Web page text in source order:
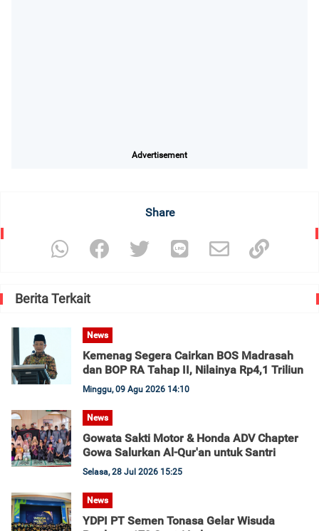
Advertisement
Share
Berita Terkait
News
Kemenag Segera Cairkan BOS Madrasah
dan BOP RA Tahap II, Nilainya Rp4,1 Triliun
Minggu, 09 Agu 2026 14:10
News
Gowata Sakti Motor & Honda ADV Chapter
Gowa Salurkan Al-Qur'an untuk Santri
Selasa, 28 Jul 2026 15:25
News
YDPI PT Semen Tonasa Gelar Wisuda